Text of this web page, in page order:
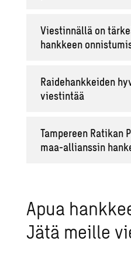
Vies­tin­näl­lä on
hank­keen
Rai­de­hank­kei­den
vies­tin­tää
Tam­pe­reen
maa-al­lians­sin
Apua
Jätä meil­le